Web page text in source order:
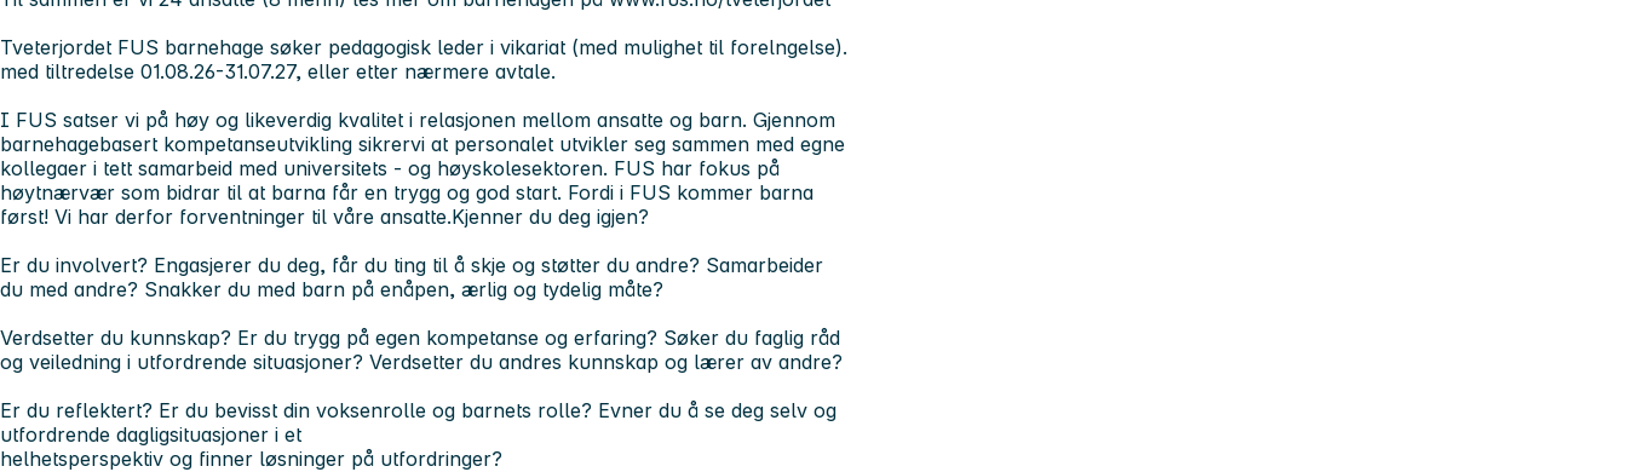
Tveterjordet FUS barnehage søker pedagogisk leder i vikariat (med mulighet til forelngelse).
med tiltredelse 01.08.26-31.07.27, eller etter nærmere avtale.
I FUS satser vi på høy og likeverdig kvalitet i relasjonen mellom ansatte og barn. Gjennom
barnehagebasert kompetanseutvikling sikrervi at personalet utvikler seg sammen med egne
kollegaer i tett samarbeid med universitets - og høyskolesektoren. FUS har fokus på
høytnærvær som bidrar til at barna får en trygg og god start. Fordi i FUS kommer barna
først! Vi har derfor forventninger til våre ansatte.Kjenner du deg igjen?
Er du involvert? Engasjerer du deg, får du ting til å skje og støtter du andre? Samarbeider
du med andre? Snakker du med barn på enåpen, ærlig og tydelig måte?
Verdsetter du kunnskap? Er du trygg på egen kompetanse og erfaring? Søker du faglig råd
og veiledning i utfordrende situasjoner? Verdsetter du andres kunnskap og lærer av andre?
Er du reflektert? Er du bevisst din voksenrolle og barnets rolle? Evner du å se deg selv og
utfordrende dagligsituasjoner i et
helhetsperspektiv og finner løsninger på utfordringer?